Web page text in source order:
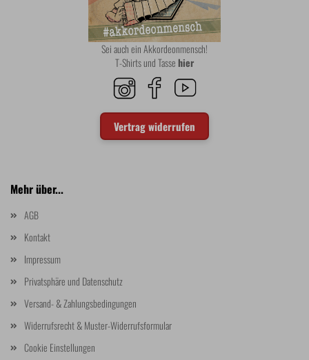
Sei auch ein Akkordeonmensch!
T-Shirts und Tassehier
Vertrag widerrufen
Mehr über...
AGB
Kontakt
Impressum
Privatsphäre und Datenschutz
Versand- & Zahlungsbedingungen
Widerrufsrecht & Muster-Widerrufsformular
Cookie Einstellungen